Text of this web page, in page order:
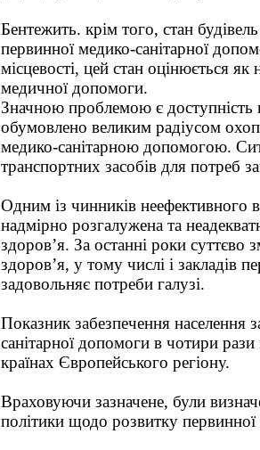
Бентежить. крім того, стан будівель
первинної медико-санітарної
місцевості, цей стан оцінюється
медичної допомоги.
Значною проблемою є
обумовлено великим радіусом
медико-санітарною допомогою.
транспортних засобів для потреб
Одним із чинників неефективного
надмірно розгалужена та
здоров’я. За останні роки суттєво
здоров’я, у тому числі і закладів
задовольняє потреби галузі.
Показник забезпечення населення
санітарної допомоги в чотири
країнах Європейського регіону.
Враховуючи зазначене, були
політики щодо розвитку